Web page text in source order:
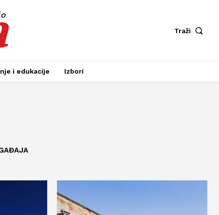
Traži
i edukacije Izbori